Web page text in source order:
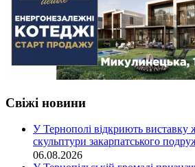
Свіжі новини
У Тернополі відкриють виставку
скульптури закарпатського
06.08.2026